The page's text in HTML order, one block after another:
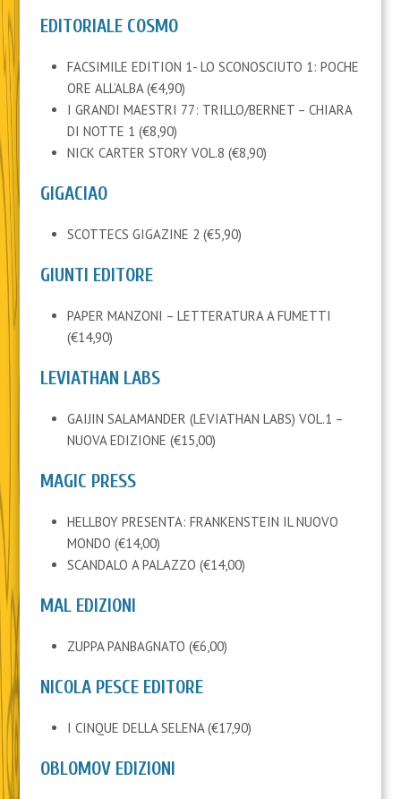
EDITORIALE COSMO
FACSIMILE EDITION 1- LO SCONOSCIUTO 1: POCHE
ORE ALL’ALBA (€4,90)
I GRANDI MAESTRI 77: TRILLO/BERNET – CHIARA
DI NOTTE 1 (€8,90)
NICK CARTER STORY VOL.8 (€8,90)
GIGACIAO
SCOTTECS GIGAZINE 2 (€5,90)
GIUNTI EDITORE
PAPER MANZONI – LETTERATURA A FUMETTI
(€14,90)
LEVIATHAN LABS
GAIJIN SALAMANDER (LEVIATHAN LABS) VOL.1 –
NUOVA EDIZIONE (€15,00)
MAGIC PRESS
HELLBOY PRESENTA: FRANKENSTEIN IL NUOVO
MONDO (€14,00)
SCANDALO A PALAZZO (€14,00)
MAL EDIZIONI
ZUPPA PANBAGNATO (€6,00)
NICOLA PESCE EDITORE
I CINQUE DELLA SELENA (€17,90)
OBLOMOV EDIZIONI